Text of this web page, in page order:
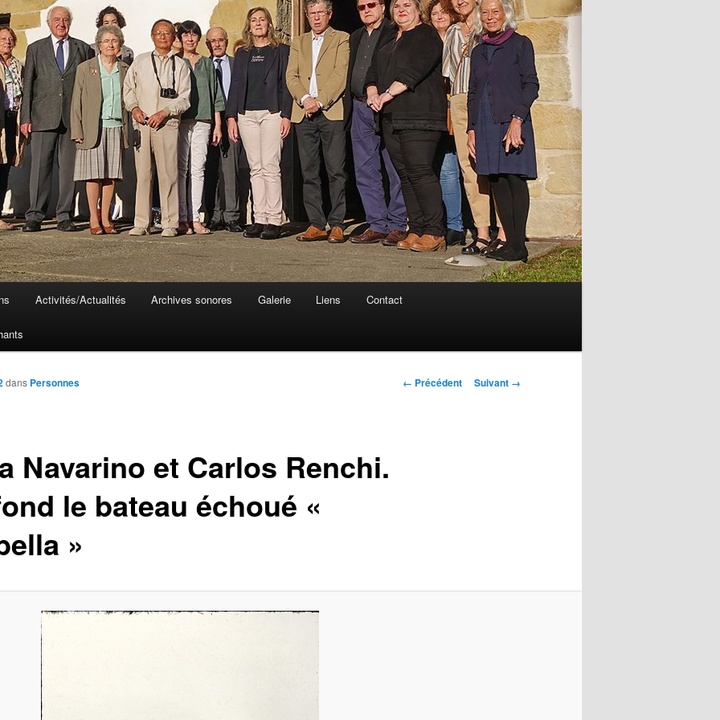
Activités/Actualités Archives sonores Galerie Liens Contact
Navigation
← Précédent Suivant →
Navarino et Carlos Renchi.
le bateau échoué «
»
dans Personnes